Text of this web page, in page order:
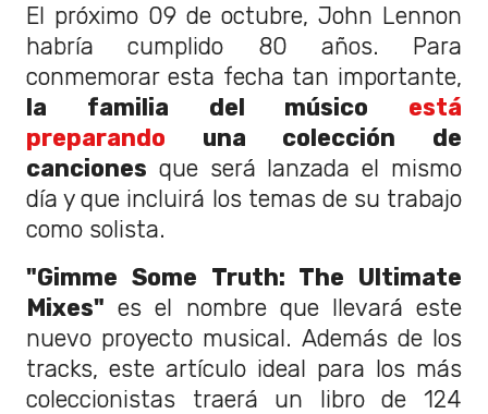
El próximo 09 de octubre, John Lennon
habría cumplido 80 años. Para
conmemorar esta fecha tan importante,
la familia del músico está
preparando una colección de
canciones que será lanzada el mismo
día y que incluirá los temas de su trabajo
como solista.
"Gimme Some Truth: The Ultimate
Mixes" es el nombre que llevará este
nuevo proyecto musical. Además de los
tracks, este artículo ideal para los más
coleccionistas traerá un libro de 124